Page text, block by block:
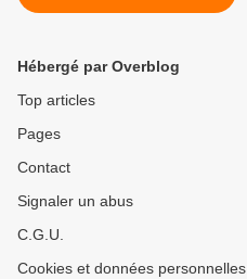
Hébergé par Overblog
Top articles
Pages
Contact
Signaler un abus
C.G.U.
Cookies et données personnelles